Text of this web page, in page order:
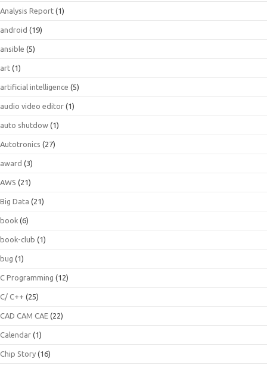
Analysis Report (1)
android (19)
ansible (5)
art (1)
artificial intelligence (5)
audio video editor (1)
auto shutdow (1)
Autotronics (27)
award (3)
AWS (21)
Big Data (21)
book (6)
book-club (1)
bug (1)
C Programming (12)
C/ C++ (25)
CAD CAM CAE (22)
Calendar (1)
Chip Story (16)